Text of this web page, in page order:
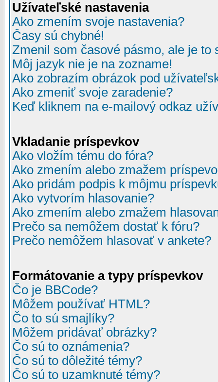
Užívateľské nastavenia
Ako zmením svoje nastavenia?
Časy sú chybné!
Zmenil som časové pásmo, ale je to
Môj jazyk nie je na zozname!
Ako zobrazím obrázok pod
Ako zmeniť svoje zaradenie?
Keď kliknem na e-mailový odkaz
Vkladanie príspevkov
Ako vložím tému do fóra?
Ako zmením alebo zmažem
Ako pridám podpis k môjmu
Ako vytvorím hlasovanie?
Ako zmením alebo zmažem
Prečo sa nemôžem dostať k fóru?
Prečo nemôžem hlasovať v ankete?
Formátovanie a typy príspevkov
Čo je BBCode?
Môžem používať HTML?
Čo to sú smajlíky?
Môžem pridávať obrázky?
Čo sú to oznámenia?
Čo sú to dôležité témy?
Čo sú to uzamknuté témy?